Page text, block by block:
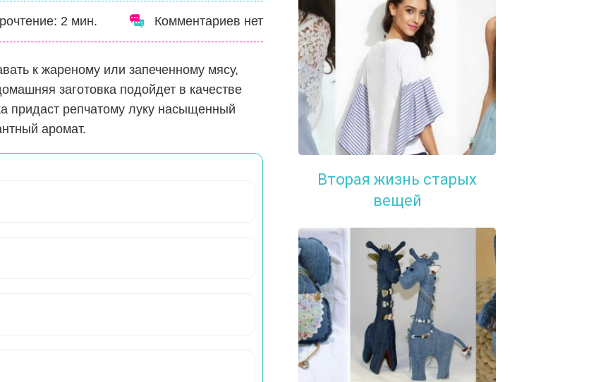
2 мин. Комментариев нет
к жареному или запеченному мясу,
заготовка подойдет в качестве
придаст репчатому луку насыщенный
аромат.
Вторая жизнь старых
вещей